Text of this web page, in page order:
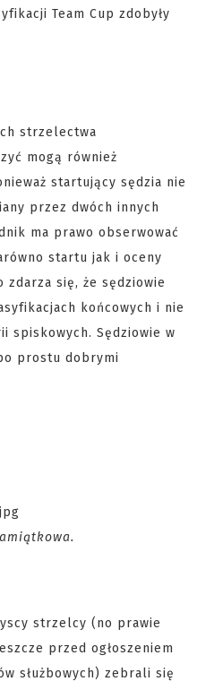
Team Cup zdobyły
strzelectwa
mogą również
startujący sędzia nie
przez dwóch innych
ma prawo obserwować
startu jak i oceny
zdarza się, że sędziowie
końcowych i nie
spiskowych. Sędziowie w
prostu dobrymi
strzelcy (no prawie
przed ogłoszeniem
służbowych) zebrali się